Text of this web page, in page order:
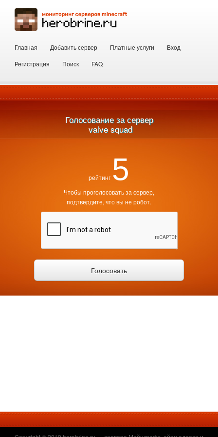
Главная Добавить сервер Платные услуги
Вход
Регистрация
Поиск FAQ
Голосование за сервер
valve squad
рейтинг 5
Чтобы проголосовать за сервер,
подтвердите, что вы не робот.